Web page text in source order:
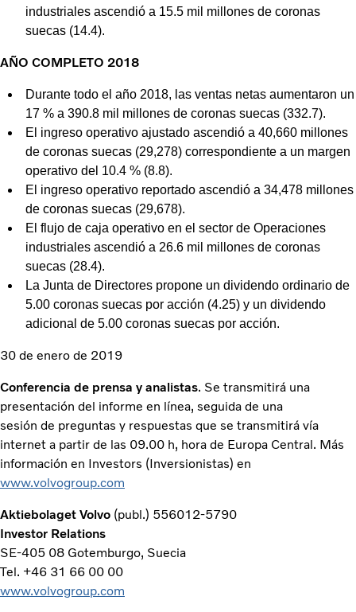
industriales ascendió a 15.5 mil millones de coronas
suecas (14.4).
AÑO COMPLETO 2018
Durante todo el año 2018, las ventas netas aumentaron un
17 % a 390.8 mil millones de coronas suecas (332.7).
El ingreso operativo ajustado ascendió a 40,660 millones
de coronas suecas (29,278) correspondiente a un margen
operativo del 10.4 % (8.8).
El ingreso operativo reportado ascendió a 34,478 millones
de coronas suecas (29,678).
El flujo de caja operativo en el sector de Operaciones
industriales ascendió a 26.6 mil millones de coronas
suecas (28.4).
La Junta de Directores propone un dividendo ordinario de
5.00 coronas suecas por acción (4.25) y un dividendo
adicional de 5.00 coronas suecas por acción.
30 de enero de 2019
Conferencia de prensa y analistas. Se transmitirá una
presentación del informe en línea, seguida de una
sesión de preguntas y respuestas que se transmitirá vía
internet a partir de las 09.00 h, hora de Europa Central. Más
información en Investors (Inversionistas) en
www.volvogroup.com
Aktiebolaget Volvo (publ.) 556012-5790
Investor Relations
SE-405 08 Gotemburgo, Suecia
Tel. +46 31 66 00 00
www.volvogroup.com